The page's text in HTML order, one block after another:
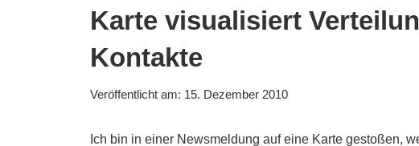
Karte visualisiert
Kontakte
Veröffentlicht am: 15. Dezember 2010
Ich bin in einer Newsmeldung auf eine Karte gestoßen,